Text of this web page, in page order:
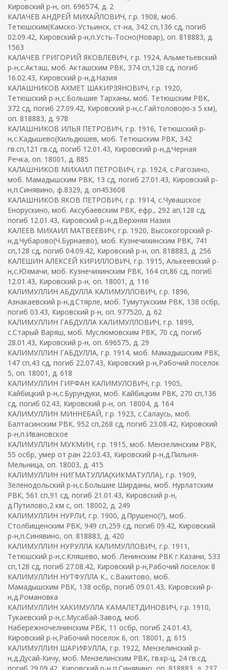
Кировский р-н, оп. 696574, д. 2
КАЛАЧЕВ АНДРЕЙ МИХАЙЛОВИЧ, г.р. 1908, моб.
Тетюшским(Камско-Устьинск, ст-на, 342 сп,136 сд, погиб
02.09.42, Кировский р-н,п.Усть-Тосно(Новар), оп. 818883, д.
1563
КАЛАЧЕВ ГРИГОРИЙ ЯКОВЛЕВИЧ, г.р. 1924, Альметьевский
р-н,с.Акташ, моб. Акташским РВК, 374 сп,128 сд, погиб
16.02.43, Кировский р-н,д.Назия
КАЛАШНИКОВ АХМЕТ ШАКИРЗЯНОВИЧ, г.р. 1920,
Тетюшский р-н,с.Большие Тарханы, моб. Тетюшским РВК,
372 сд, погиб 27.09.42, Кировский р-н,с.Гайтолово(ю-з 5 км),
оп. 818883, д. 978
КАЛАШНИКОВ ИЛЬЯ ПЕТРОВИЧ, г.р. 1916, Тетюшский р-
н,с.Кадышево(Кильдюшев, моб. Тетюшским РВК, 342
гв.сп,121 гв.сд, погиб 12.01.43, Кировский р-н,д.Черная
Речка, оп. 18001, д. 885
КАЛАШНИКОВ МИХАИЛ ПЕТРОВИЧ, г.р. 1924, с.Рагозино,
моб. Мамадышским РВК, 13 сд, погиб 27.01.43, Кировский р-
н,п.Синявино, ф.8329, д. оп453608
КАЛАШНИКОВ ЯКОВ ПЕТРОВИЧ, г.р. 1914, с.Чувашское
Енорускино, моб. Аксубаевским РВК, ефр., 292 ап,128 сд,
погиб 12.01.43, Кировский р-н,д.Верхняя Назия
КАЛЕЕВ МИХАИЛ МАТВЕЕВИЧ, г.р. 1920, Высокогорский р-
н,д.Чубарово(Ч.Бурнаево), моб. Кузнечихинским РВК, 741
сп,128 сд, погиб 04.09.42, Кировский р-н, оп. 818883, д. 256
КАЛЕШИН АЛЕКСЕЙ КИРИЛЛОВИЧ, г.р. 1915, Алькеевский р-
н,с.Юхмачи, моб. Кузнечихинским РВК, 164 сп,86 сд, погиб
12.01.43, Кировский р-н, оп. 18001, д. 116
КАЛИМУЛЛИН АБДУЛЛА КАЛИМУЛЛОВИЧ, г.р. 1896,
Азнакаевский р-н,д.Стярле, моб. Тумутукским РВК, 138 осбр,
погиб 03.43, Кировский р-н, оп. 977520, д. 62
КАЛИМУЛЛИН ГАБДУЛЛА КАЛИМУЛЛОВИЧ, г.р. 1899,
с.Старый Варяш, моб. Муслюмовским РВК, 70 сд, погиб
28.01.43, Кировский р-н, оп. 696575, д. 29
КАЛИМУЛЛИН ГАБДУЛЛА, г.р. 1914, моб. Мамадышским РВК,
147 сп,43 сд, погиб 22.07.43, Кировский р-н,Рабочий поселок
5, оп. 18001, д. 618
КАЛИМУЛЛИН ГИРФАН КАЛИМУЛОВИЧ, г.р. 1905,
Кайбицкий р-н,с.Бурундуки, моб. Кайбицким РВК, 270 сп,136
сд, погиб 02.43, Кировский р-н, оп. 18004, д. 164
КАЛИМУЛЛИН МИННЕБАЙ, г.р. 1923, с.Салаусь, моб.
Балтасинским РВК, 952 сп,268 сд, погиб 23.08.42, Кировский
р-н,п.Ивановское
КАЛИМУЛЛИН МУКМИН, г.р. 1915, моб. Мензелинским РВК,
55 осбр, умер от ран 22.03.43, Кировский р-н,д.Пильня-
Мельница, оп. 18003, д. 415
КАЛИМУЛЛИН НИГМАТУЛЛА(ХИКМАТУЛЛА), г.р. 1909,
Зеленодольский р-н,с.Большие Ширданы, моб. Нурлатским
РВК, 561 сп,91 сд, погиб 21.01.43, Кировский р-н,
д.Путилово,2 км с, оп. 18002, д. 249
КАЛИМУЛЛИН НУРЛИ, г.р. 1900, д.Прушено(?), моб.
Столбищенским РВК, 949 сп,259 сд, погиб 09.42, Кировский
р-н,п.Синявино, оп. 818883, д. 420
КАЛИМУЛЛИН НУРУЛЛА КАЛИМУЛЛОВИЧ, г.р. 1911,
Тетюшский р-н,с.Кляшево, моб. Ленинским РВК г.Казани, 533
сп,128 сд, погиб 27.08.42, Кировский р-н,Рабочий поселок 8
КАЛИМУЛЛИН НУТФУЛЛА К., с.Вахитово, моб.
Мамадышским РВК, 138 осбр, погиб 09.01.43, Кировский р-
н,д.Романовка
КАЛИМУЛЛИН ХАКИМУЛЛА КАМАЛЕТДИНОВИЧ, г.р. 1910,
Тукаевский р-н,с.Мусабай-Завод, моб.
Набережночелнинским РВК, 11 осбр, погиб 24.01.43,
Кировский р-н,Рабочий поселок 6, оп. 18001, д. 615
КАЛИМУЛЛИН ШАРИФУЛЛА, г.р. 1922, Мензелинский р-
н,д.Дусай-Кичу, моб. Мензелинским РВК, гв.кр-ц, 24 гв.сд,